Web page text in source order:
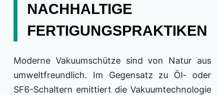
NACHHALTIGE
FERTIGUNGSPRAKTIKEN
Moderne Vakuumschütze sind von Natur aus
umweltfreundlich. Im Gegensatz zu Öl- oder
SF6-Schaltern emittiert die Vakuumtechnologie